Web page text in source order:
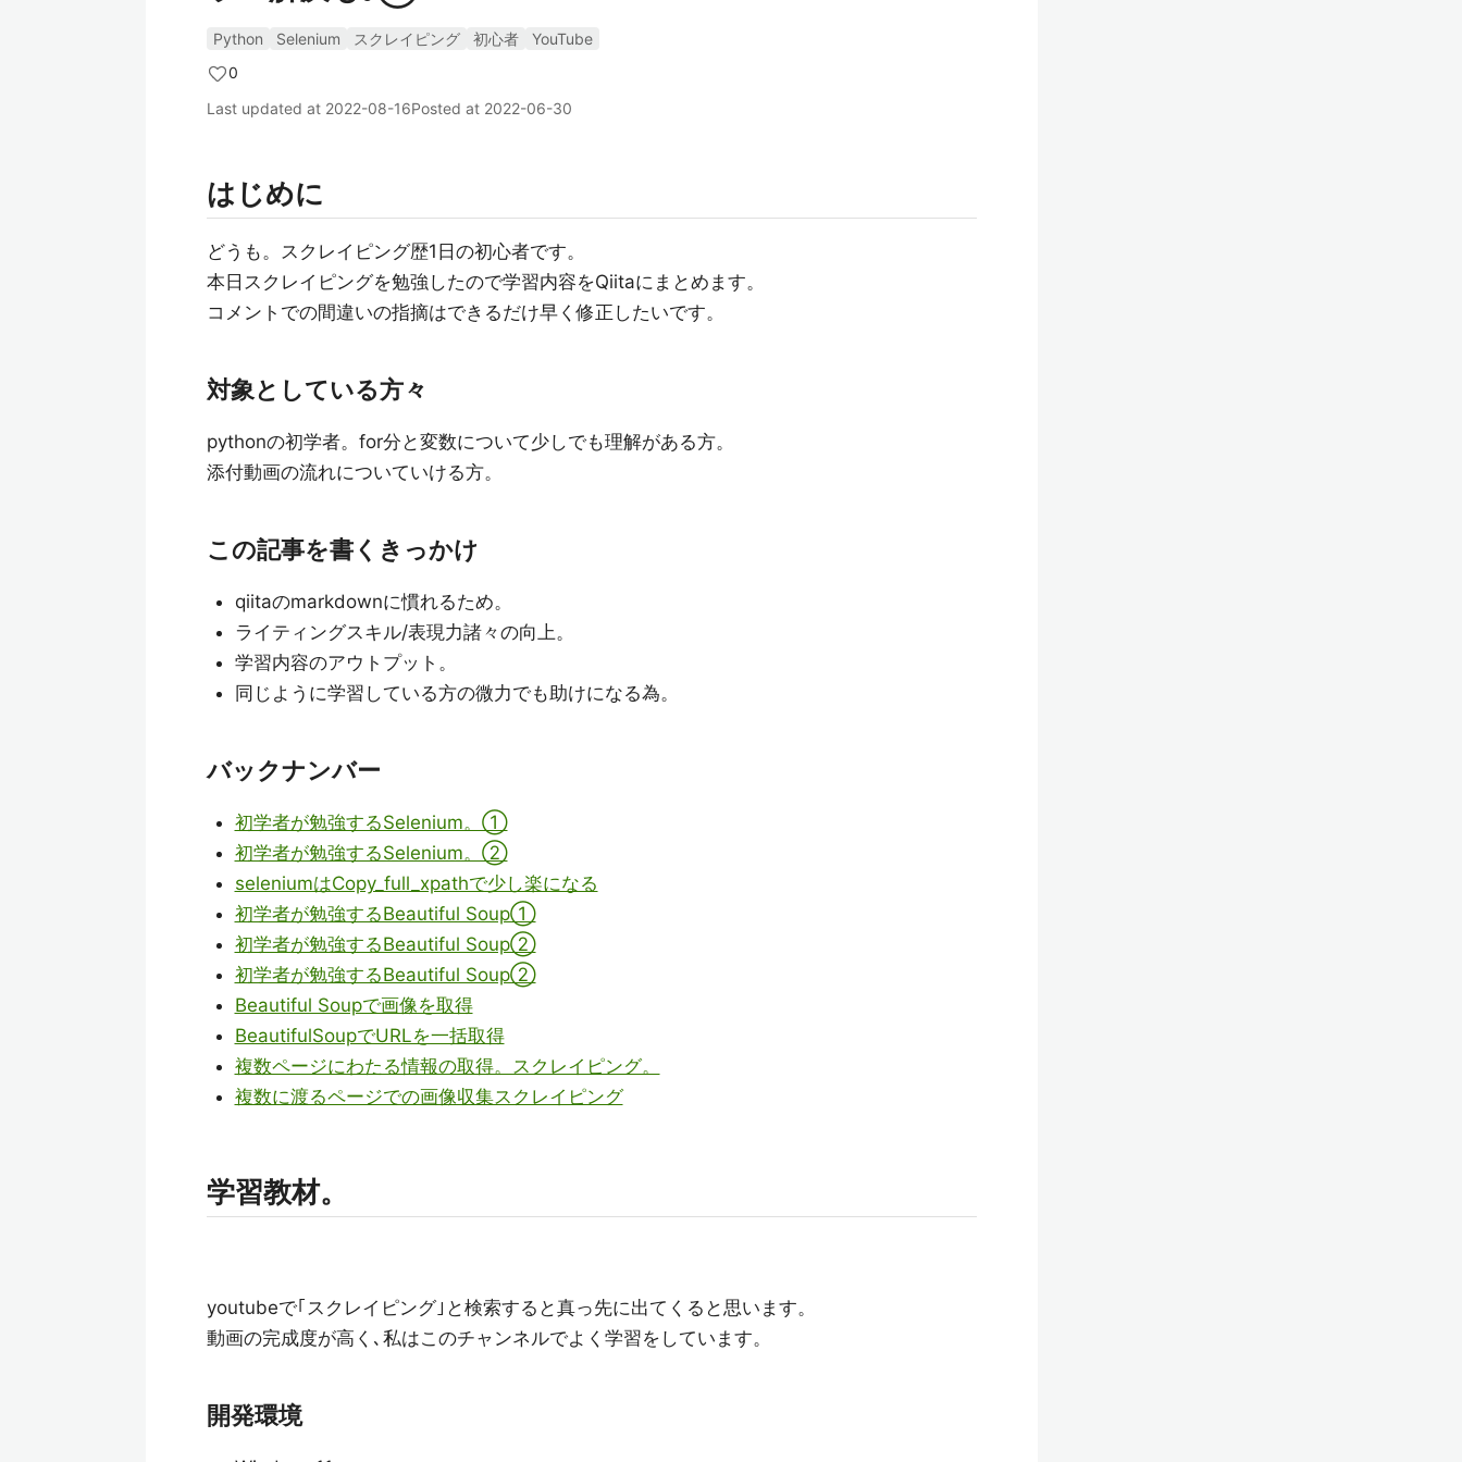
Python Selenium スクレイピング 初心者
YouTube
0
Last updated at 2022-08-16Posted at 2022-06-30
はじめに
どうも。スクレイピング歴1日の初心者です。
本日スクレイピングを勉強したので学習内容をQiitaにまとめます。
コメントでの間違いの指摘はできるだけ早く修正したいです。
対象としている方々
pythonの初学者。for分と変数について少しでも理解がある方。
添付動画の流れについていける方。
この記事を書くきっかけ
qiitaのmarkdownに慣れるため。
ライティングスキル/表現力諸々の向上。
学習内容のアウトプット。
同じように学習している方の微力でも助けになる為。
バックナンバー
初学者が勉強するSelenium。①
初学者が勉強するSelenium。②
seleniumはCopy_full_xpathで少し楽になる
初学者が勉強するBeautiful Soup①
初学者が勉強するBeautiful Soup②
初学者が勉強するBeautiful Soup②
Beautiful Soupで画像を取得
BeautifulSoupでURLを一括取得
複数ページにわたる情報の取得。スクレイピング。
複数に渡るページでの画像収集スクレイピング
学習教材。
youtubeで｢スクレイピング｣と検索すると真っ先に出てくると思います。
動画の完成度が高く､私はこのチャンネルでよく学習をしています。
開発環境